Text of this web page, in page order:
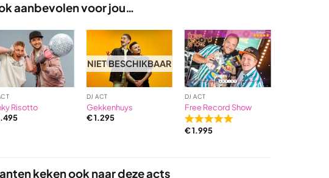
aanbevolen voor jou…
Risotto
NIET BESCHIKBAAR
DJ ACT
Gekkenhuys
€1.295
DJ ACT
Free Record Show
Rated
5,0
€1.995
keken ook naar deze acts